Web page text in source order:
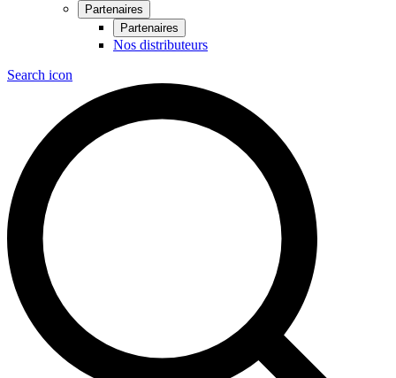
Partenaires
Partenaires
Nos distributeurs
Search icon